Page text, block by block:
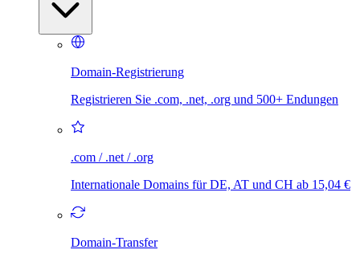
Domain-Registrierung
Registrieren Sie .com, .net, .org und 500+ Endungen
.com / .net / .org
Internationale Domains für DE, AT und CH ab 15,04 €
Domain-Transfer